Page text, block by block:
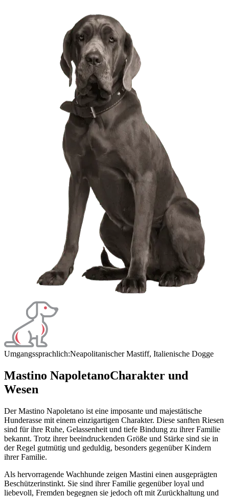
Umgangssprachlich:Neapolitanischer Mastiff, Italienische Dogge
Mastino NapoletanoCharakter und
Wesen
Der Mastino Napoletano ist eine imposante und majestätische
Hunderasse mit einem einzigartigen Charakter. Diese sanften Riesen
sind für ihre Ruhe, Gelassenheit und tiefe Bindung zu ihrer Familie
bekannt. Trotz ihrer beeindruckenden Größe und Stärke sind sie in
der Regel gutmütig und geduldig, besonders gegenüber Kindern
ihrer Familie.
Als hervorragende Wachhunde zeigen Mastini einen ausgeprägten
Beschützerinstinkt. Sie sind ihrer Familie gegenüber loyal und
liebevoll, Fremden begegnen sie jedoch oft mit Zurückhaltung und